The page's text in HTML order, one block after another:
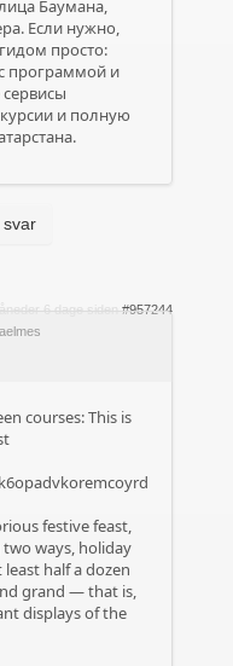
Баумана,
Если нужно,
просто:
программой и
и полную
svar
6 dage siden #957244
courses: This is
festive feast,
ways, holiday
half a dozen
grand — that is,
displays of the